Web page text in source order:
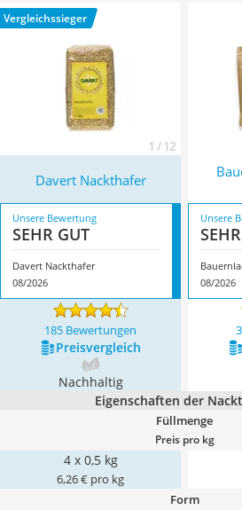
Erythrit
Müsli ohne Zuckerzusatz
besonders das Modell
Eigenschaften.
Vergleichssieger
1 / 12
Davert Nackthafer
Unsere Bewertung
SEHR GUT
Davert Nackthafer
08/2026
Unsere
08/2026
185 Bewertungen
Preis­vergleich
Nachhaltig
Eigenschaften der
Füllmenge
Preis pro kg
4 x 0,5 kg
6,26 € pro kg
Form